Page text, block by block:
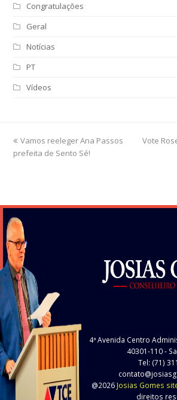
Congratulações
Geral
Notícias
PT
Vídeos
previous
post:
Vamos reeleger Ana Passos
prefeita de Sento Sé!
next
Vote
4ª Avenida Centro
40301-110-
Tel: (71)
@2026 Josias Gomes
direitos